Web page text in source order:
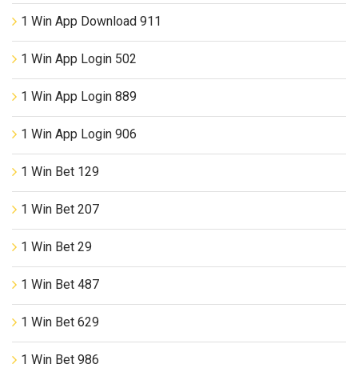
1 Win App Download 911
1 Win App Login 502
1 Win App Login 889
1 Win App Login 906
1 Win Bet 129
1 Win Bet 207
1 Win Bet 29
1 Win Bet 487
1 Win Bet 629
1 Win Bet 986